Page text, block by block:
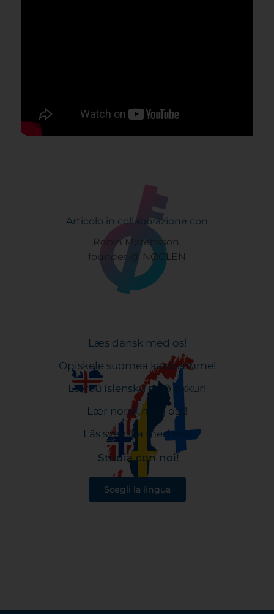
Articolo in collaborazione con
Robin Mørensson,
founder @ NØGLEN
Læs dansk med os!
Opiskele suomea kanssamme!
Lærðu íslensku með okkur!
Lær norsk med oss!
Läs svenska med oss!
Studia con noi!
Scegli la lingua